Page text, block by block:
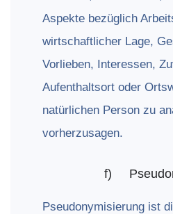
Aspekte bezüglich
wirtschaftlicher Lage,
Vorlieben, Interessen,
Aufenthaltsort oder
natürlichen Person zu
vorherzusagen.
f)
Pseudonymisierung ist